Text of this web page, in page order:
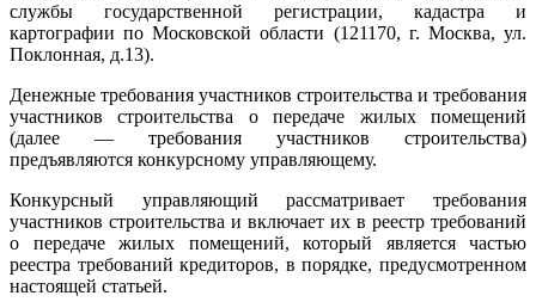
службы государственной регистрации, кадастра и
картографии по Московской области (121170, г. Москва, ул.
Поклонная, д.13).
Денежные требования участников строительства и требования
участников строительства о передаче жилых помещений
(далее — требования участников строительства)
предъявляются конкурсному управляющему.
Конкурсный управляющий рассматривает требования
участников строительства и включает их в реестр требований
о передаче жилых помещений, который является частью
реестра требований кредиторов, в порядке, предусмотренном
настоящей статьей.